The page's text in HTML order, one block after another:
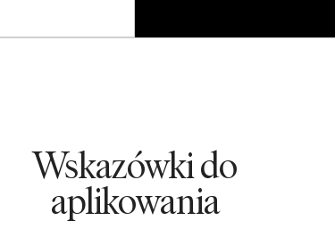
Wskazówki do
aplikowania